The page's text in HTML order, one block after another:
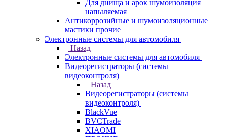
Для днища и арок шумоизоляция
напыляемая
Антикоррозийные и шумоизоляционные
мастики прочие
Электронные системы для автомобиля
Назад
Электронные системы для автомобиля
Видеорегистраторы (системы
видеоконтроля)
Назад
Видеорегистраторы (системы
видеоконтроля)
BlackVue
BVCTrade
XIAOMI